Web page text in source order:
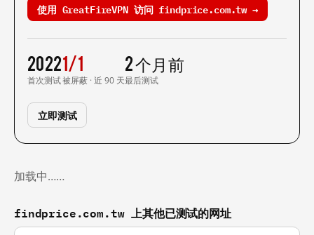
使用 GreatFireVPN 访问 findprice.com.tw →
2022
首次测试
1/1
被屏蔽 · 近 90 天
2 个月前
最后测试
立即测试
加载中……
findprice.com.tw 上其他已测试的网址